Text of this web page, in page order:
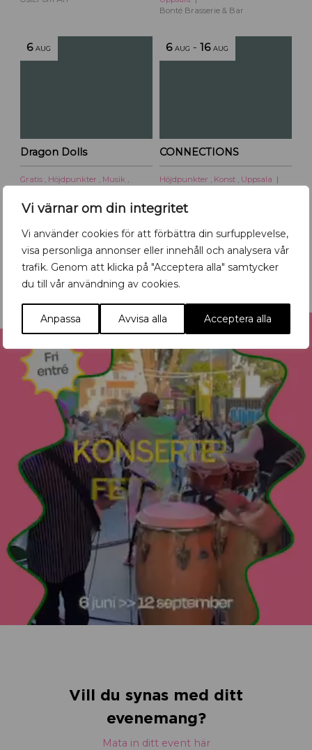
Vi värnar om din integritet
Vi använder cookies för att förbättra din surfupplevelse,
visa personliga annonser eller innehåll och analysera vår
trafik. Genom att klicka på "Acceptera alla" samtycker
du till vår användning av cookies.
Anpassa Avvisa alla Acceptera alla
Bonté Brasserie & Bar
6 AUG
Dragon Dolls
Gratis , Höjdpunkter , Musik ,
Katalin Terrassen
6 AUG -16 AUG
CONNECTIONS
Höjdpunkter , Konst , Uppsala
Tillbaka till kalendern
Vill du synas med ditt
evenemang?
Mata in ditt event här